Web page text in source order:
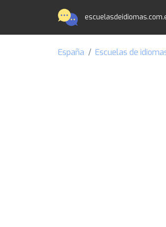
España Escuelas de